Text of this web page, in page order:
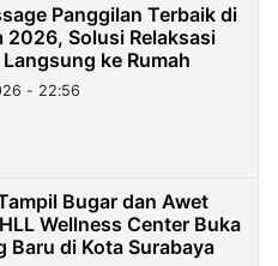
Panggilan Terbaik di
2026, Solusi Relaksasi
ke Rumah
- 22:56
Bugar dan Awet
Wellness Center Buka
Baru di Kota Surabaya